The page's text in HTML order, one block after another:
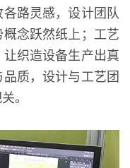
路灵感，设计团队
念跃然纸上；工艺
织造设备生产出真
质，设计与工艺团
。